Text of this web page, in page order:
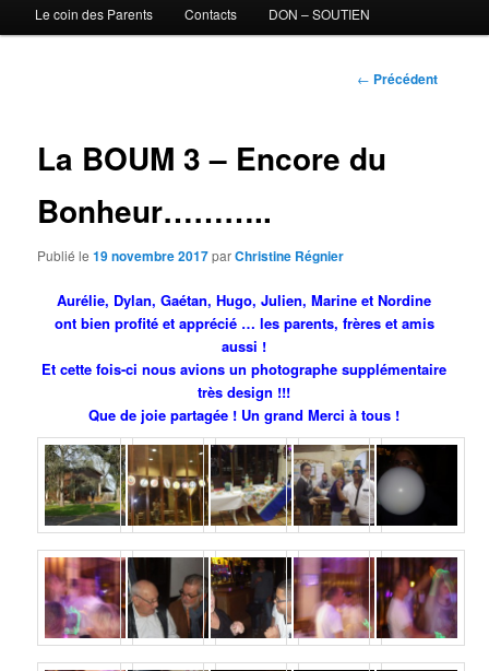
Le coin des Parents Contacts DON – SOUTIEN
Navigation des
← Précédent
La BOUM 3 – Encore du
Bonheur………..
Publié le19 novembre 2017parChristine Régnier
Aurélie, Dylan, Gaétan, Hugo, Julien, Marine et Nordine
ont bien profité et apprécié … les parents, frères et amis
aussi !
Et cette fois-ci nous avions un photographe supplémentaire
très design !!!
Que de joie partagée ! Un grand Merci à tous !